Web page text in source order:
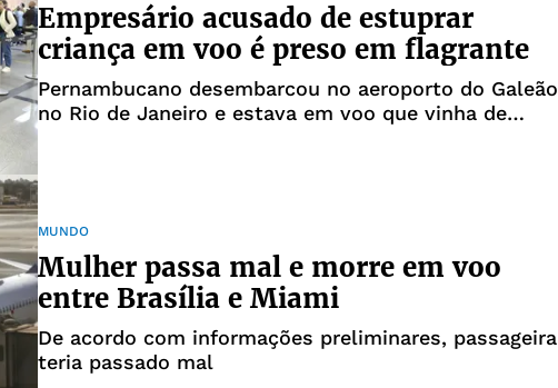
Empresário acusado de estuprar
criança em voo é preso em flagrante
Pernambucano desembarcou no aeroporto do Galeão
no Rio de Janeiro e estava em voo que vinha de
MUNDO
Mulher passa mal e morre em voo
entre Brasília e Miami
De acordo com informações preliminares, passageira
teria passado mal